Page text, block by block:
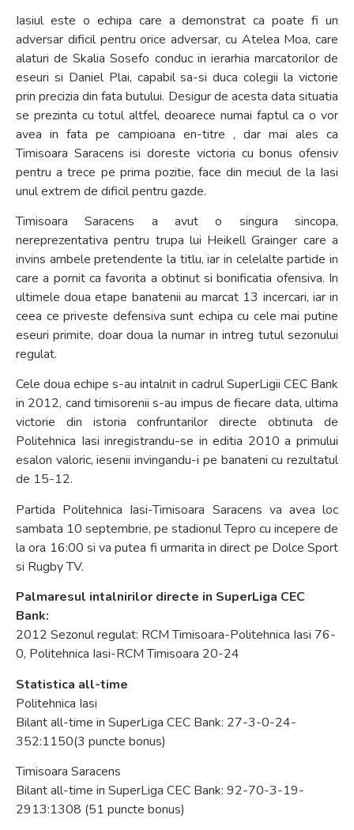
Iasiul este o echipa care a demonstrat ca poate fi un
adversar dificil pentru orice adversar, cu Atelea Moa, care
alaturi de Skalia Sosefo conduc in ierarhia marcatorilor de
eseuri si Daniel Plai, capabil sa-si duca colegii la victorie
prin precizia din fata butului. Desigur de acesta data situatia
se prezinta cu totul altfel, deoarece numai faptul ca o vor
avea in fata pe campioana en-titre , dar mai ales ca
Timisoara Saracens isi doreste victoria cu bonus ofensiv
pentru a trece pe prima pozitie, face din meciul de la Iasi
unul extrem de dificil pentru gazde.
Timisoara Saracens a avut o singura sincopa,
nereprezentativa pentru trupa lui Heikell Grainger care a
invins ambele pretendente la titlu, iar in celelalte partide in
care a pornit ca favorita a obtinut si bonificatia ofensiva. In
ultimele doua etape banatenii au marcat 13 incercari, iar in
ceea ce priveste defensiva sunt echipa cu cele mai putine
eseuri primite, doar doua la numar in intreg tutul sezonului
regulat.
Cele doua echipe s-au intalnit in cadrul SuperLigii CEC Bank
in 2012, cand timisorenii s-au impus de fiecare data, ultima
victorie din istoria confruntarilor directe obtinuta de
Politehnica Iasi inregistrandu-se in editia 2010 a primului
esalon valoric, iesenii invingandu-i pe banateni cu rezultatul
de 15-12.
Partida Politehnica Iasi-Timisoara Saracens va avea loc
sambata 10 septembrie, pe stadionul Tepro cu incepere de
la ora 16:00 si va putea fi urmarita in direct pe Dolce Sport
si Rugby TV.
Palmaresul intalnirilor directe in SuperLiga CEC
Bank:
2012 Sezonul regulat: RCM Timisoara-Politehnica Iasi 76-
0, Politehnica Iasi-RCM Timisoara 20-24
Statistica all-time
Politehnica Iasi
Bilant all-time in SuperLiga CEC Bank: 27-3-0-24-
352:1150(3 puncte bonus)
Timisoara Saracens
Bilant all-time in SuperLiga CEC Bank: 92-70-3-19-
2913:1308 (51 puncte bonus)